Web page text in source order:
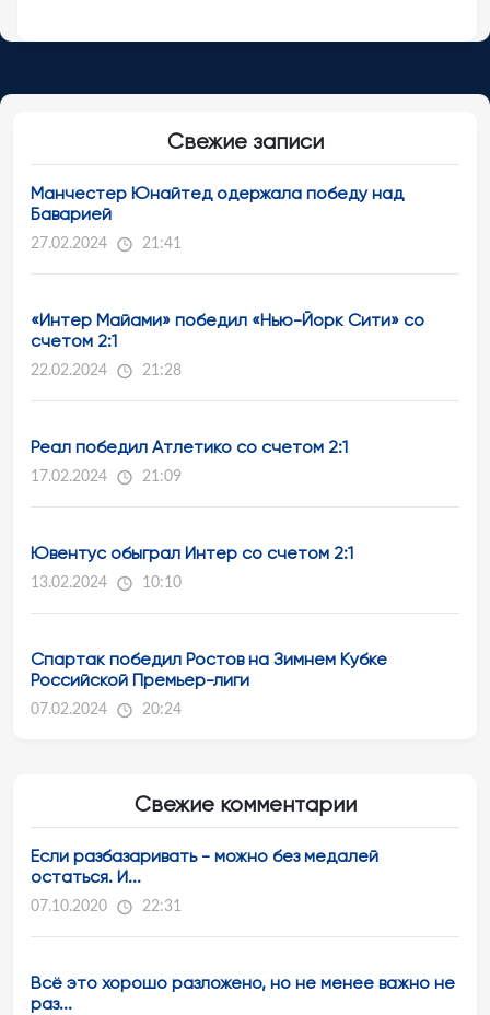
Свежие записи
Манчестер Юнайтед одержала победу над
Баварией
27.02.2024 21:41
«Интер Майами» победил «Нью-Йорк Сити» со
счетом 2:1
22.02.2024 21:28
Реал победил Атлетико со счетом 2:1
17.02.2024 21:09
Ювентус обыграл Интер со счетом 2:1
13.02.2024 10:10
Спартак победил Ростов на Зимнем Кубке
Российской Премьер-лиги
07.02.2024 20:24
Свежие комментарии
Если разбазаривать - можно без медалей
остаться. И...
07.10.2020 22:31
Всё это хорошо разложено, но не менее важно не
раз...